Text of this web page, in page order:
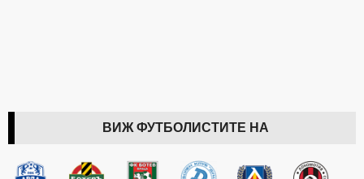
ВИЖ ФУТБОЛИСТИТЕ НА